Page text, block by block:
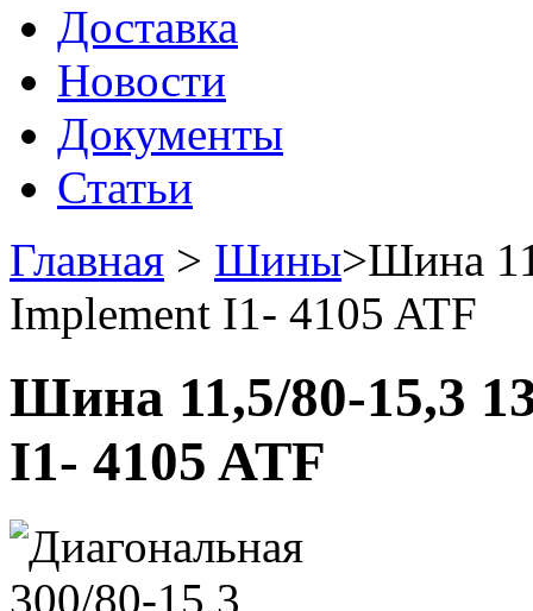
Доставка
Новости
Документы
Статьи
Главная > Шины>Шина
Implement I1- 4105 ATF
Шина 11,5/80-15,3
I1- 4105 ATF